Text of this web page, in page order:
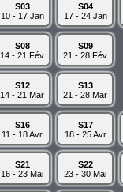
S03
10 - 17 Jan
S04
17 - 24 Jan
S08
14 - 21 Fév
S09
21 - 28 Fév
S12
14 - 21 Mar
S13
21 - 28 Mar
S16
11 - 18 Avr
S17
18 - 25 Avr
S21
16 - 23 Mai
S22
23 - 30 Mai